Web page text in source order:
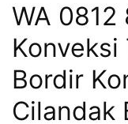
WA 0812
Bordir
Cilandak